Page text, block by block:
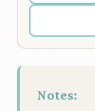
Notes: